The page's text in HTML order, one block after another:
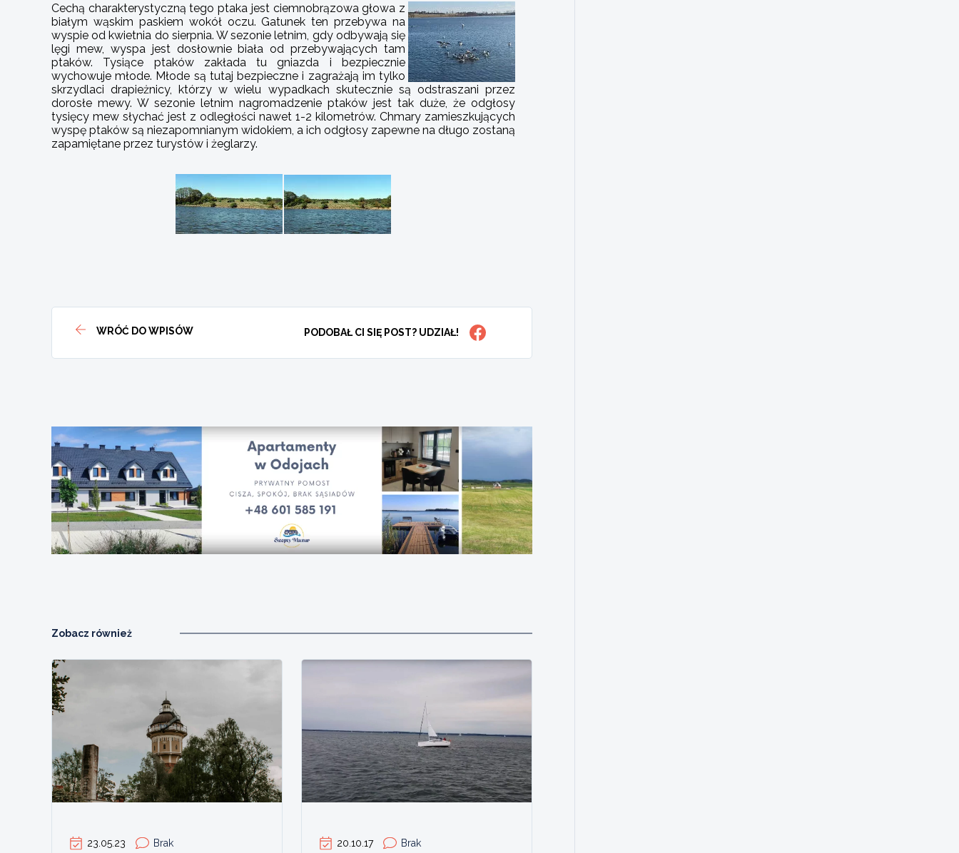
Cechą charakterystyczną tego ptaka jest ciemnobrązowa głowa z
białym wąskim paskiem wokół oczu. Gatunek ten przebywa na
wyspie od kwietnia do sierpnia. W sezonie letnim, gdy odbywają się
lęgi mew, wyspa jest dosłownie biała od przebywających tam
ptaków. Tysiące ptaków zakłada tu gniazda i bezpiecznie
wychowuje młode. Młode są tutaj bezpieczne i zagrażają im tylko
skrzydlaci drapieżnicy, którzy w wielu wypadkach skutecznie są odstraszani przez
dorosłe mewy. W sezonie letnim nagromadzenie ptaków jest tak duże, że odgłosy
tysięcy mew słychać jest z odległości nawet 1-2 kilometrów. Chmary zamieszkujących
wyspę ptaków są niezapomnianym widokiem, a ich odgłosy zapewne na długo zostaną
zapamiętane przez turystów i żeglarzy.
WRÓĆ DO WPISÓW PODOBAŁ CI SIĘ POST? UDZIAŁ!
Zobacz również
23.05.23 Brak 20.10.17 Brak